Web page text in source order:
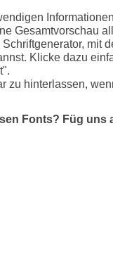
Gesamtvorschau
mit
Klicke dazu
zu hinterlassen,
Fonts? Füg uns